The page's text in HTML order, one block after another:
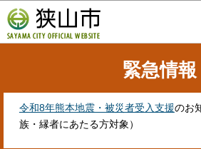
の
ペ
緊急情報
令和8年熊本地震・被災者受入支援のお
族・縁者にあたる方対象）